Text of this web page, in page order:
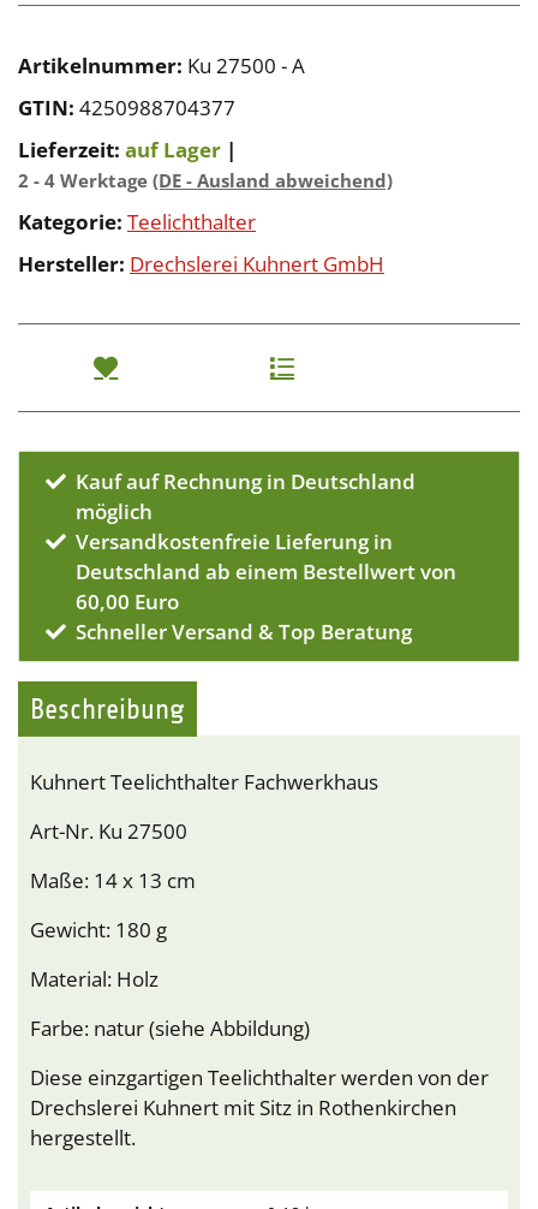
Artikelnummer: Ku 27500 - A
GTIN: 4250988704377
Lieferzeit: auf Lager |
2 - 4 Werktage (DE - Ausland abweichend)
Kategorie: Teelichthalter
Hersteller: Drechslerei Kuhnert GmbH
Kauf auf Rechnung in Deutschland
möglich
Versandkostenfreie Lieferung in
Deutschland ab einem Bestellwert von
60,00 Euro
Schneller Versand & Top Beratung
Beschreibung
Kuhnert Teelichthalter Fachwerkhaus
Art-Nr. Ku 27500
Maße: 14 x 13 cm
Gewicht: 180 g
Material: Holz
Farbe: natur (siehe Abbildung)
Diese einzgartigen Teelichthalter werden von der
Drechslerei Kuhnert mit Sitz in Rothenkirchen
hergestellt.